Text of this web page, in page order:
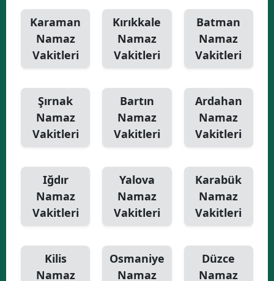
Karaman
Namaz
Vakitleri
Kırıkkale
Namaz
Vakitleri
Batman
Namaz
Vakitleri
Şırnak
Namaz
Vakitleri
Bartın
Namaz
Vakitleri
Ardahan
Namaz
Vakitleri
Iğdır
Namaz
Vakitleri
Yalova
Namaz
Vakitleri
Karabük
Namaz
Vakitleri
Kilis
Namaz
Osmaniye
Namaz
Düzce
Namaz